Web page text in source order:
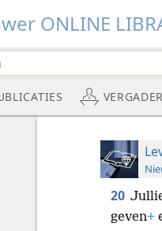
ONLINE
20
geven+